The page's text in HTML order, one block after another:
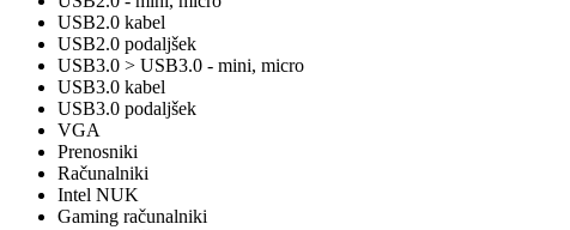
USB2.0 kabel
USB2.0 podaljšek
USB3.0 > USB3.0 - mini, micro
USB3.0 kabel
USB3.0 podaljšek
VGA
Prenosniki
Računalniki
Intel NUK
Gaming računalniki